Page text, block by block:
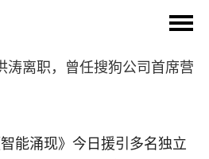
涛离职，曾任搜狗公司首席营
能涌现》今日援引多名独立